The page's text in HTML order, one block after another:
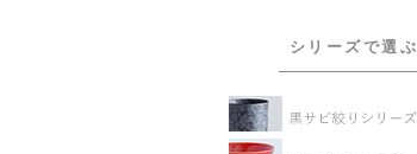
シリーズで選ぶ